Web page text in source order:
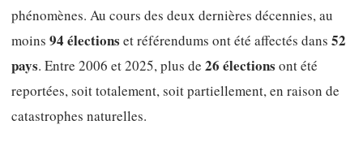
phénomènes. Au cours des deux dernières décennies, au
moins 94 élections et référendums ont été affectés dans 52
pays. Entre 2006 et 2025, plus de 26 élections ont été
reportées, soit totalement, soit partiellement, en raison de
catastrophes naturelles.